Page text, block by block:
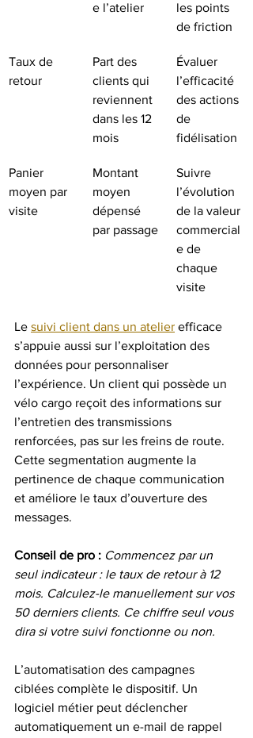
e l’atelier
les points
de friction
Taux de
retour
Part des
clients qui
reviennent
dans les 12
mois
Évaluer
l’efficacité
des actions
de
fidélisation
Panier
moyen par
visite
Montant
moyen
dépensé
par passage
Suivre
l’évolution
de la valeur
commercial
e de
chaque
visite
Le suivi client dans un atelier efficace
s’appuie aussi sur l’exploitation des
données pour personnaliser
l’expérience. Un client qui possède un
vélo cargo reçoit des informations sur
l’entretien des transmissions
renforcées, pas sur les freins de route.
Cette segmentation augmente la
pertinence de chaque communication
et améliore le taux d’ouverture des
messages.
Conseil de pro : Commencez par un
seul indicateur : le taux de retour à 12
mois. Calculez-le manuellement sur vos
50 derniers clients. Ce chiffre seul vous
dira si votre suivi fonctionne ou non.
L’automatisation des campagnes
ciblées complète le dispositif. Un
logiciel métier peut déclencher
automatiquement un e-mail de rappel